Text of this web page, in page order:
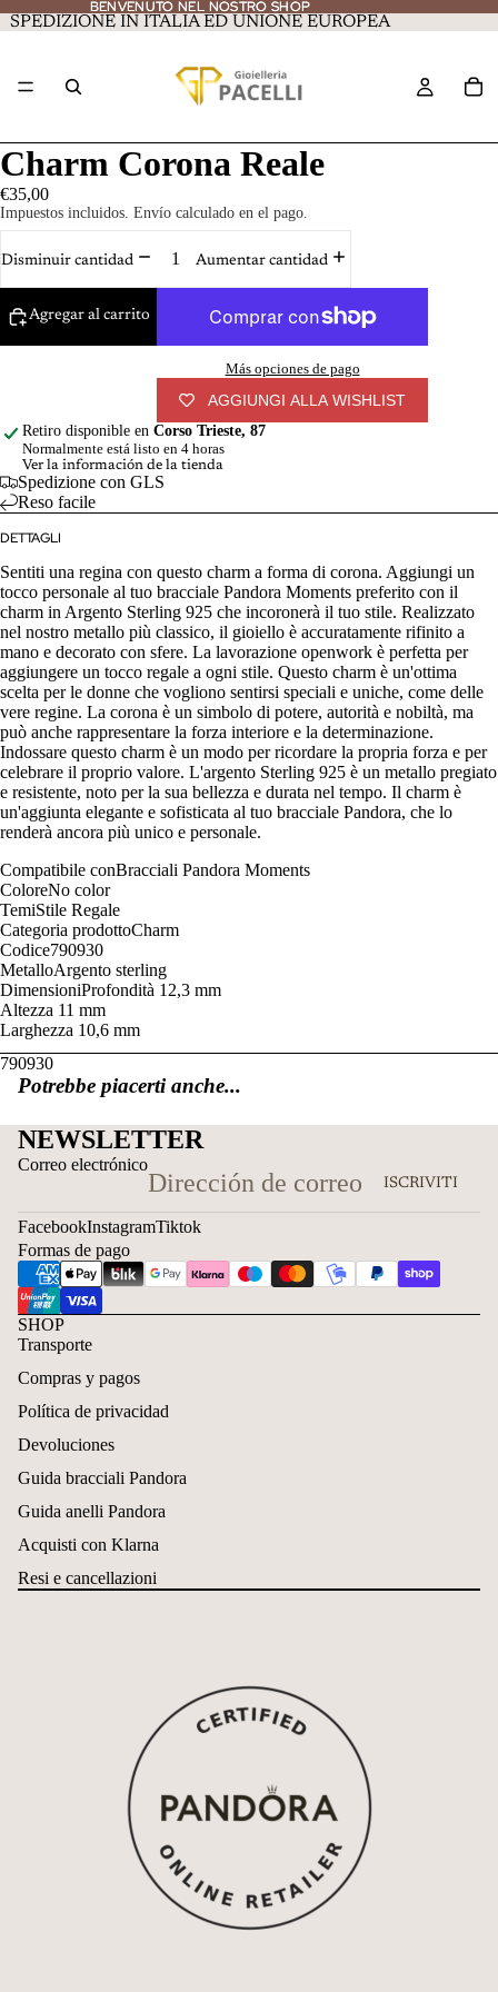
BENVENUTO NEL NOSTRO SHOP
BENVENUTO NEL NOSTRO SHOP
SPEDIZIONE IN ITALIA ED UNIONE EUROPEA
Charm Corona Reale
€35,00
Impuestos incluidos. Envío calculado en el pago.
Disminuir cantidad Aumentar cantidad
Agregar al carrito
Más opciones de pago
AGGIUNGI ALLA WISHLIST
Retiro disponible en Corso Trieste, 87
Normalmente está listo en 4 horas
Ver la información de la tienda
Spedizione con GLS
Reso facile
DETTAGLI
Sentiti una regina con questo charm a forma di corona. Aggiungi un
tocco personale al tuo bracciale Pandora Moments preferito con il
charm in Argento Sterling 925 che incoronerà il tuo stile. Realizzato
nel nostro metallo più classico, il gioiello è accuratamente rifinito a
mano e decorato con sfere. La lavorazione openwork è perfetta per
aggiungere un tocco regale a ogni stile. Questo charm è un'ottima
scelta per le donne che vogliono sentirsi speciali e uniche, come delle
vere regine. La corona è un simbolo di potere, autorità e nobiltà, ma
può anche rappresentare la forza interiore e la determinazione.
Indossare questo charm è un modo per ricordare la propria forza e per
celebrare il proprio valore. L'argento Sterling 925 è un metallo pregiato
e resistente, noto per la sua bellezza e durata nel tempo. Il charm è
un'aggiunta elegante e sofisticata al tuo bracciale Pandora, che lo
renderà ancora più unico e personale.
Compatibile conBracciali Pandora Moments
ColoreNo color
TemiStile Regale
Categoria prodottoCharm
Codice790930
MetalloArgento sterling
DimensioniProfondità 12,3 mm
Altezza 11 mm
Larghezza 10,6 mm
790930
Potrebbe piacerti anche...
NEWSLETTER
Correo electrónico
ISCRIVITI
FacebookInstagramTiktok
Formas de pago
SHOP
Transporte
Compras y pagos
Política de privacidad
Devoluciones
Guida bracciali Pandora
Guida anelli Pandora
Acquisti con Klarna
Resi e cancellazioni
Política de reembolso